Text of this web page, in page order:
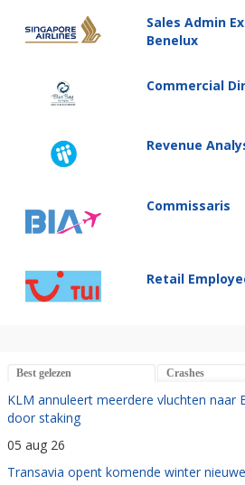
Sales Admin
Benelux
Commercial
Revenue
Commissaris
Retail
Best gelezen Crashes
KLM annuleert meerdere vluchten naar
door staking
05 aug 26
Transavia opent komende winter